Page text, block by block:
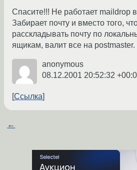
Спасите!!! Не работает maildrop
Забирает почту и вместо того,
расскладывать почту по
ящикам, валит все на postmaster.
anonymous
08.12.2001 20:52:32
Ссылка
←